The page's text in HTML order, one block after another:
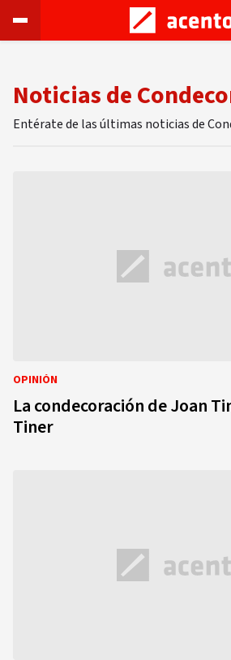
Noticias de
Entérate de las últimas noticias de
OPINIÓN
La condecoración de Joan
Tiner